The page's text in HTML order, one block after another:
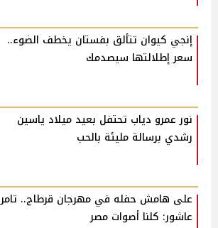
إنجي كيوان تتألق بفستان يخطف الضوء..
سعر إطلالتها سيصدمك
نور عمرو دياب تحتفل بعيد ميلاد ياسين
رشدي برسالة مليئة بالحب
على هامش حفله في مهرجان قرطاج.. تامر
عاشور: كلنا أصوات مصر